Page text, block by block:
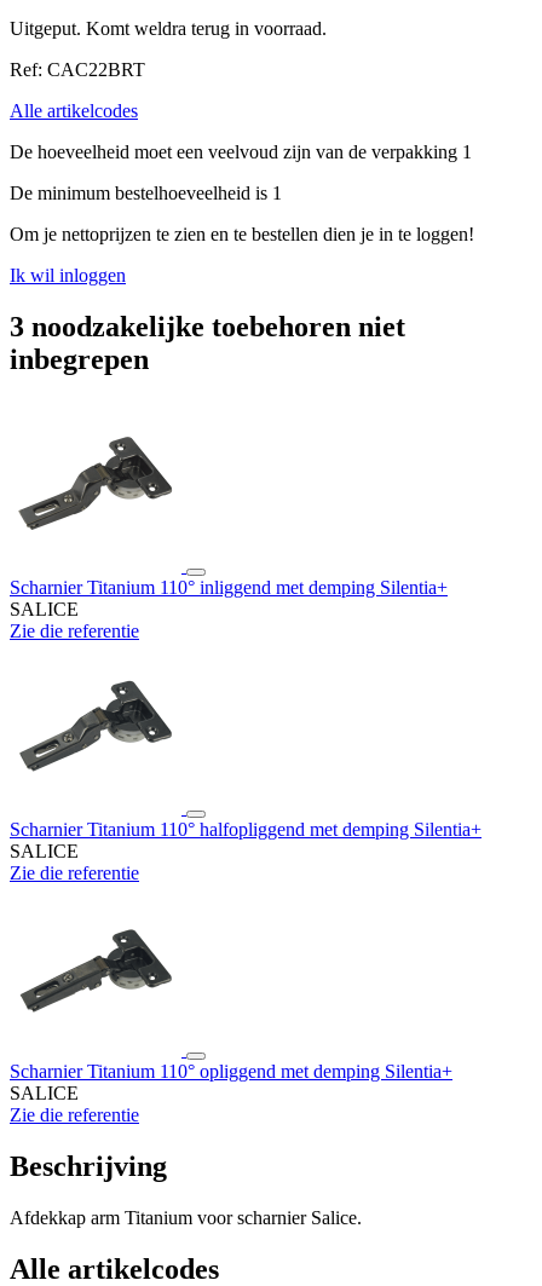
Uitgeput. Komt weldra terug in voorraad.
Ref: CAC22BRT
Alle artikelcodes
De hoeveelheid moet een veelvoud zijn van de verpakking 1
De minimum bestelhoeveelheid is 1
Om je nettoprijzen te zien en te bestellen dien je in te loggen!
Ik wil inloggen
3 noodzakelijke toebehoren niet
inbegrepen
Scharnier Titanium 110° inliggend met demping Silentia+
SALICE
Zie die referentie
Scharnier Titanium 110° halfopliggend met demping Silentia+
SALICE
Zie die referentie
Scharnier Titanium 110° opliggend met demping Silentia+
SALICE
Zie die referentie
Beschrijving
Afdekkap arm Titanium voor scharnier Salice.
Alle artikelcodes